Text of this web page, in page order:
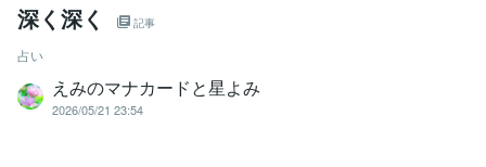
深く深く 記事
占い
えみのマナカードと星よみ
2026/05/21 23:54